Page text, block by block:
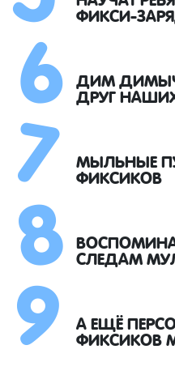
ФИКСИ-
ДИМ
ДРУГ
МЫЛЬНЫЕ
ФИКСИКОВ
СЛЕДАМ
А ЕЩЁ
ФИКСИКОВ